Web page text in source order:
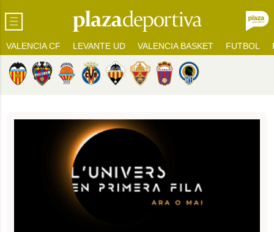
VALENCIA CF LEVANTE UD VALENCIA BASKET FUTBOL